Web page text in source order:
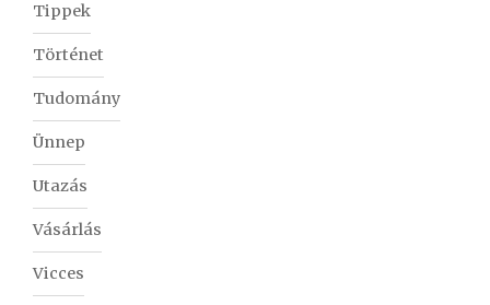
Tippek
Történet
Tudomány
Ünnep
Utazás
Vásárlás
Vicces